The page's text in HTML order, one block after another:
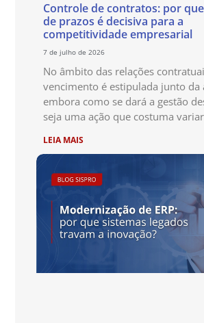
Controle de contratos: por
de prazos é decisiva para a
competitividade empresarial
7 de julho de 2026
No âmbito das relações
vencimento é estipulada junto da
embora como se dará a gestão
seja uma ação que costuma variar
LEIA MAIS